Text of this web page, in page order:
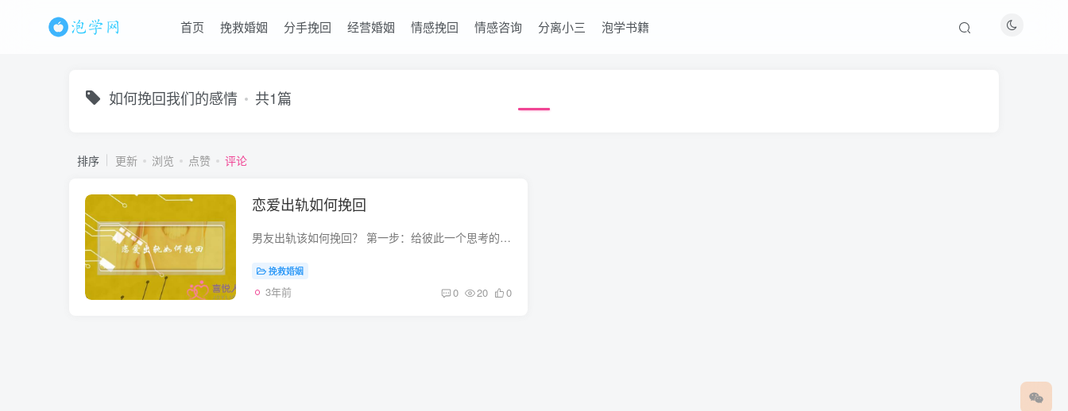
首页 挽救婚姻 分手挽回 经营婚姻 情感挽回 情感咨询 分离小三 泡学书籍
如何挽回我们的感情 共1篇
排序 更新 浏览 点赞 评论
恋爱出轨如何挽回
男友出轨该如何挽回？ 第一步：给彼此一个思考的空间 事情已经发生了，大吵大闹只会让两人的情绪愈发激动，对自己的伤害也会愈大。彼此分开一段时间吧，你可以去度假或是从两个人的家中搬出来一...
挽救婚姻
3年前 0 20 0